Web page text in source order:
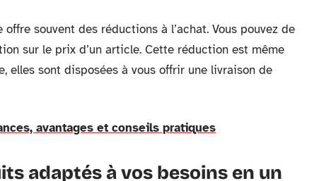
souvent des réductions à l’achat. Vous pouvez de
sur le prix d’un article. Cette réduction est même
elles sont disposées à vous offrir une livraison de
avantages et conseils pratiques
adaptés à vos besoins en un